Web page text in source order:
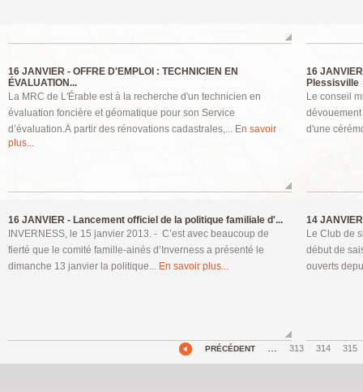
16 JANVIER - OFFRE D'EMPLOI : TECHNICIEN EN
ÉVALUATION...
La MRC de L'Érable est à la recherche d'un technicien en
évaluation foncière et géomatique pour son Service
d’évaluation.Ȧ partir des rénovations cadastrales,... En savoir
plus...
16
Plessisville
Le conseil
d'une
16 JANVIER - Lancement officiel de la politique familiale d'...
INVERNESS, le 15 janvier 2013. - C’est avec beaucoup de
fierté que le comité famille-ainés d’Inverness a présenté le
dimanche 13 janvier la politique... En savoir plus...
14
Le Club de
début de
ouverts
PRÉCÉDENT … 313 314 315